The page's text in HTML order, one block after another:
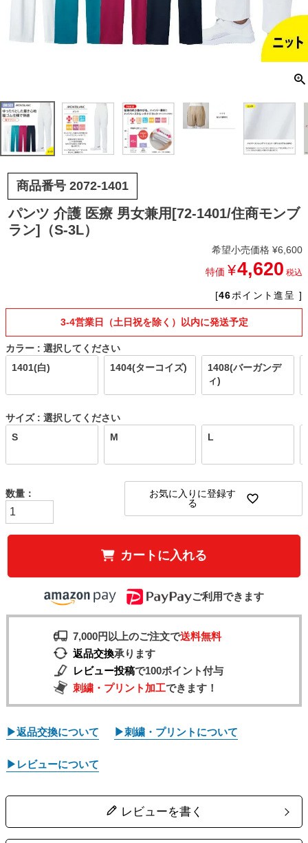
商品番号 2072-1401
パンツ 介護 医療 男女兼用[72-1401/住商モンブ
ラン]（S-3L）
希望小売価格 ¥6,600
特価 ¥4,620 税込
[46ポイント進呈 ]
3-4営業日（土日祝を除く）以内に発送予定
カラー
選択してください
1401(白)
1404(ターコイズ)
1408(バーガンデ
ィ)
サイズ
選択してください
S
M L
お気に入りに登録す
る
カートに入れる
ご利用できます
7,000円以上のご注文で送料無料
返品交換承ります
レビュー投稿で100ポイント付与
刺繍・プリント加工できます！
▶返品交換について ▶刺繍・プリントについて
▶レビューについて
レビューを書く